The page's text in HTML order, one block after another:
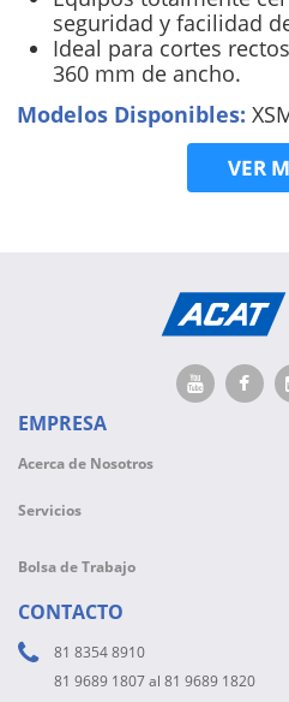
seguridad y facilidad
Ideal para cortes
360 mm de ancho.
Modelos Disponibles:
VER
EMPRESA
Acerca de Nosotros
Servicios
Bolsa de Trabajo
CONTACTO
81 8354 8910
81 9689 1807 al 81 9689 1820